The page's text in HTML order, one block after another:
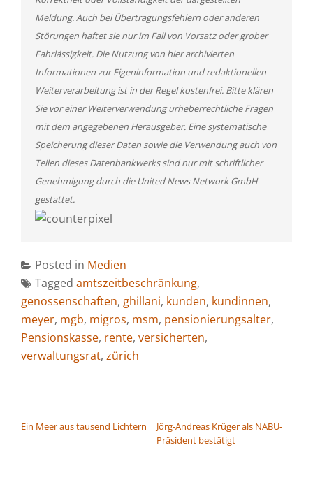
Meldung. Auch bei Übertragungsfehlern oder anderen
Störungen haftet sie nur im Fall von Vorsatz oder grober
Fahrlässigkeit. Die Nutzung von hier archivierten
Informationen zur Eigeninformation und redaktionellen
Weiterverarbeitung ist in der Regel kostenfrei. Bitte klären
Sie vor einer Weiterverwendung urheberrechtliche Fragen
mit dem angegebenen Herausgeber. Eine systematische
Speicherung dieser Daten sowie die Verwendung auch von
Teilen dieses Datenbankwerks sind nur mit schriftlicher
Genehmigung durch die United News Network GmbH
gestattet.
Posted in Medien
Tagged amtszeitbeschränkung,
genossenschaften, ghillani, kunden, kundinnen,
meyer, mgb, migros, msm, pensionierungsalter,
Pensionskasse, rente, versicherten,
verwaltungsrat, zürich
Ein Meer aus tausend Lichtern
Jörg-Andreas Krüger als NABU-
Präsident bestätigt